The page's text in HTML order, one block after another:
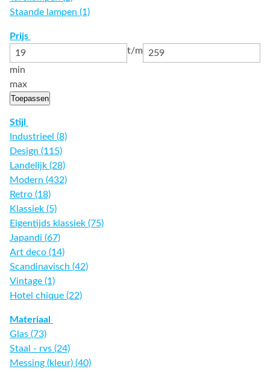
Staande lampen (1)
Prijs
t/m
min
max
Toepassen
Stijl
Industrieel (8)
Design (115)
Landelijk (28)
Modern (432)
Retro (18)
Klassiek (5)
Eigentijds klassiek (75)
Japandi (67)
Art deco (14)
Scandinavisch (42)
Vintage (1)
Hotel chique (22)
Materiaal
Glas (73)
Staal - rvs (24)
Messing (kleur) (40)